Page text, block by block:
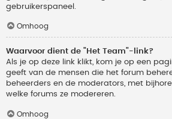
gebruikerspaneel.
Omhoog
Waarvoor dient de "Het Team"-link?
Als je op deze link klikt, kom je op een
geeft van de mensen die het forum
beheerders en de moderators, met
welke forums ze modereren.
Omhoog